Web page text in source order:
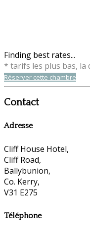
Finding best rates...
* tarifs les plus bas,
Réserver cette chambre
Contact
Adresse
Cliff House Hotel,
Cliff Road,
Ballybunion,
Co. Kerry,
V31 E275
Téléphone